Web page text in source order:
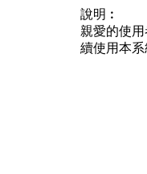
說明︰
親愛的使
續使用本系